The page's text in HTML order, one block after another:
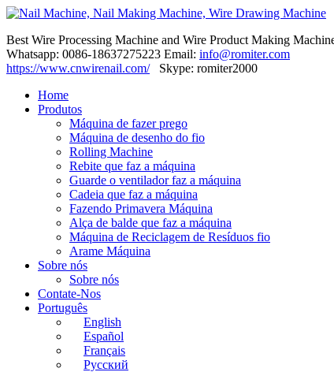
Best Wire Processing Machine and Wire Product Making
Whatsapp: 0086-18637275223 Email: info@romiter.com
https://www.cnwirenail.com/Skype: romiter2000
Home
Produtos
Máquina de fazer prego
Máquina de desenho do fio
Rolling Machine
Rebite que faz a máquina
Guarde o ventilador faz a máquina
Cadeia que faz a máquina
Fazendo Primavera Máquina
Alça de balde que faz a máquina
Máquina de Reciclagem de Resíduos fio
Arame Máquina
Sobre nós
Sobre nós
Contate-Nos
Português
English
Español
Français
Русский